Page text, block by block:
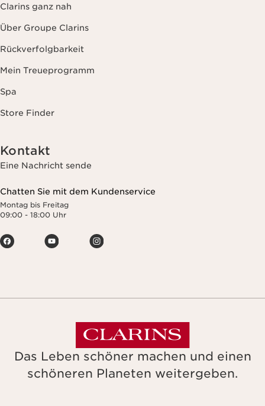
Clarins ganz nah
Über Groupe Clarins
Rückverfolgbarkeit
Mein Treueprogramm
Spa
Store Finder
Kontakt
Eine Nachricht sende
Chatten Sie mit dem Kundenservice
Montag bis Freitag
09:00 - 18:00 Uhr
Das Leben schöner machen und einen
schöneren Planeten weitergeben.